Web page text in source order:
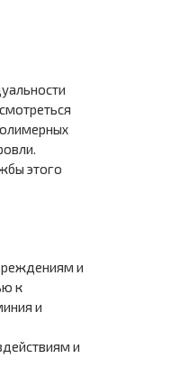
этого
и
к
и
и